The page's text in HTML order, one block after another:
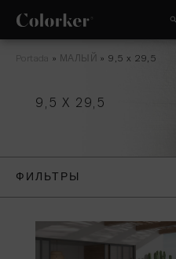
Portada » МАЛЫЙ » 9,5 x 29,5
9,5 X 29,5
ФИЛЬТРЫ